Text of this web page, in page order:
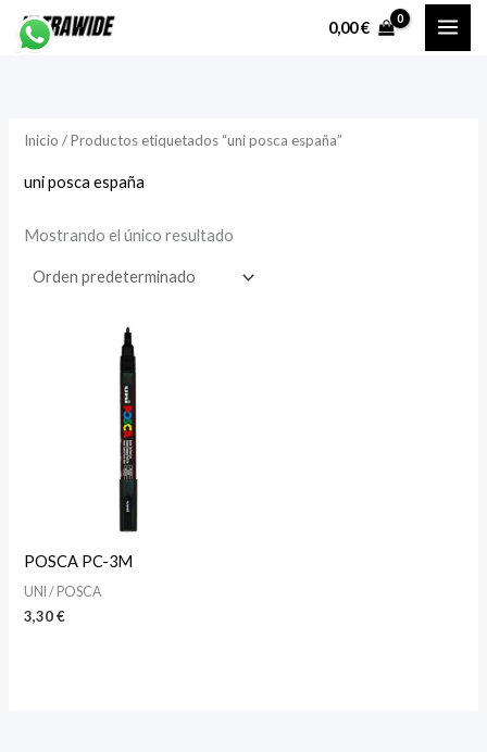
0,00€
Inicio / Productos etiquetados “uni posca españa”
uni posca españa
Mostrando el único resultado
POSCA PC-3M
UNI / POSCA
3,30€